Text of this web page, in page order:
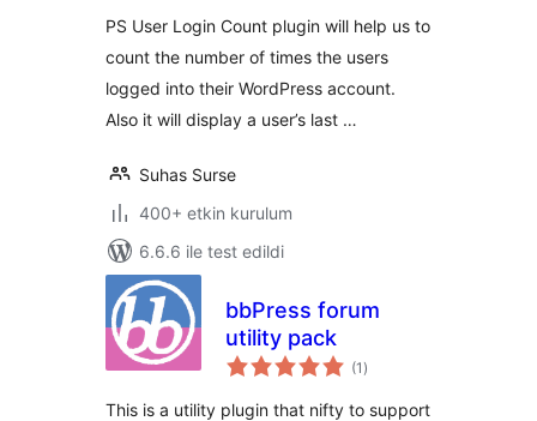
PS User Login Count plugin will help us to
count the number of times the users
logged into their WordPress account.
Also it will display a user’s last …
Suhas Surse
400+ etkin kurulum
6.6.6 ile test edildi
bbPress forum
utility pack
(1 toplam
puan
)
This is a utility plugin that nifty to support